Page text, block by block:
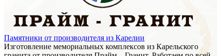
Памятники от производителя из Карелии
Изготовление мемориальных комплексов из Карельского